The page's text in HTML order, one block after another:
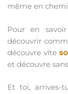
même en
Pour en
découvrir
découvre vite
et découvre
Et toi, arrives-